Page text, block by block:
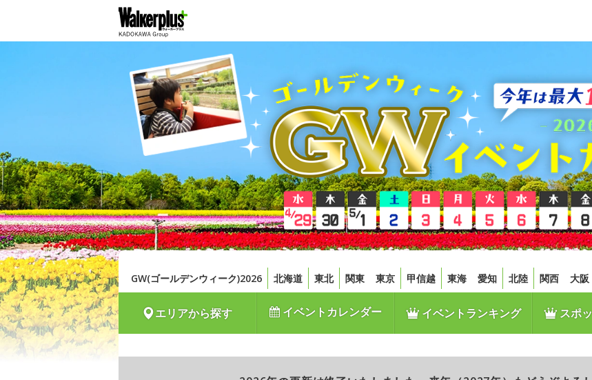
GW(ゴールデンウィーク)2026 北海道 東北 関東 東京 甲信越 東海 愛知 北陸 関西 大阪
エリアから探す イベントカレンダー イベントランキング スポ